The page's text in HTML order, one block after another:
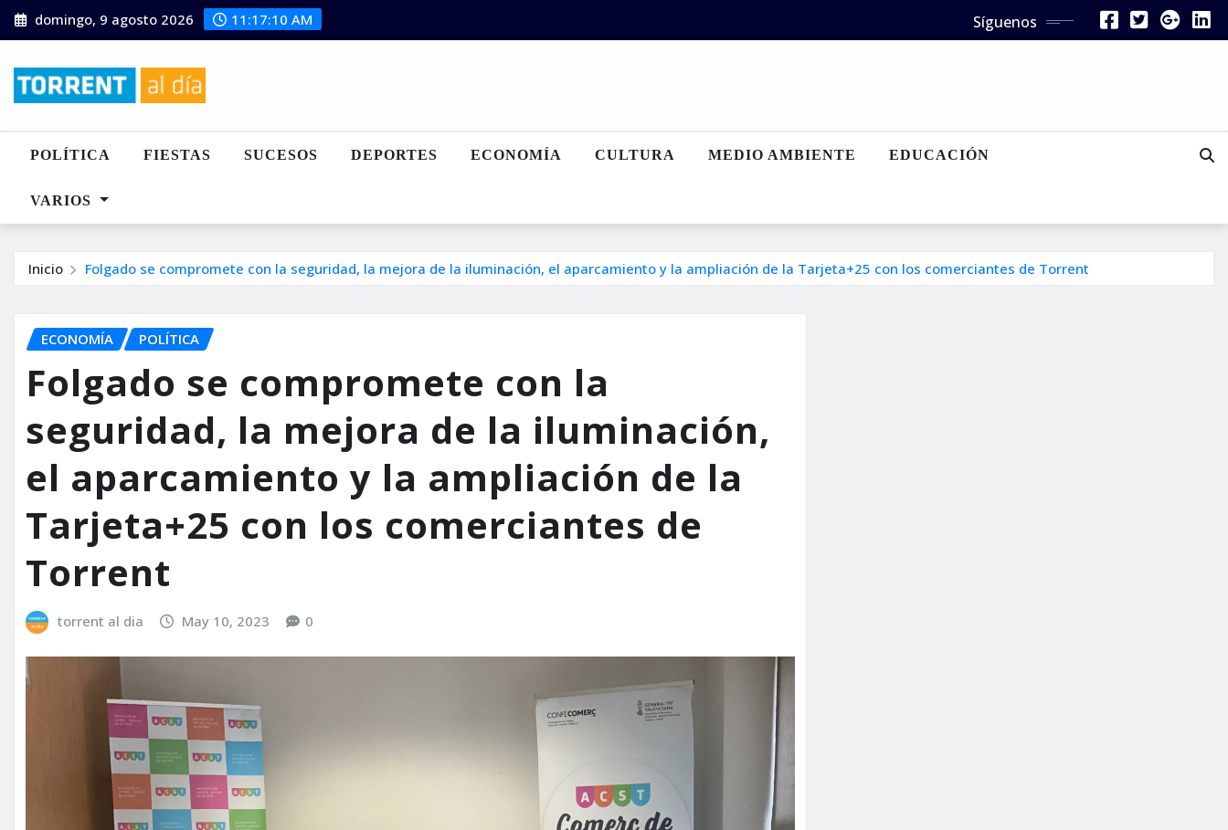
Saltar
al
domingo, 9 agosto 2026 11:17:11 AM Síguenos
POLÍTICA FIESTAS SUCESOS DEPORTES ECONOMÍA CULTURA MEDIO AMBIENTE EDUCACIÓN
VARIOS
Inicio Folgado se compromete con la seguridad, la mejora de la iluminación, el aparcamiento y la ampliación de la Tarjeta+25 con los comerciantes de Torrent
ECONOMÍA POLÍTICA
Folgado se compromete con la
seguridad, la mejora de la iluminación,
el aparcamiento y la ampliación de la
Tarjeta+25 con los comerciantes de
Torrent
torrent al dia May 10, 2023 0